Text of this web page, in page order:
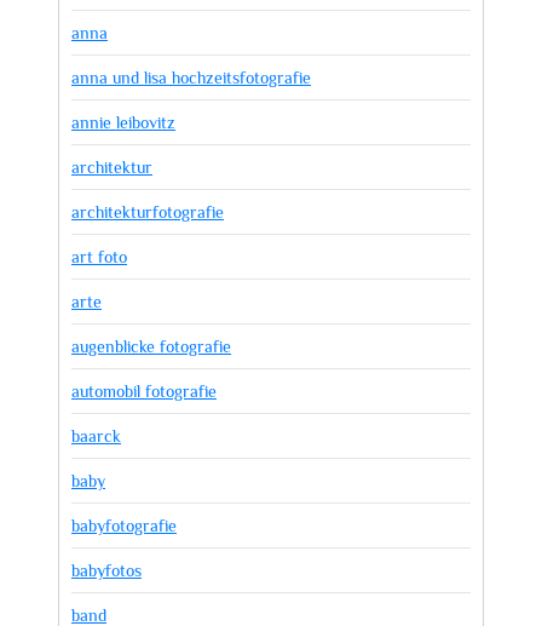
anna
anna und lisa hochzeitsfotografie
annie leibovitz
architektur
architekturfotografie
art foto
arte
augenblicke fotografie
automobil fotografie
baarck
baby
babyfotografie
babyfotos
band